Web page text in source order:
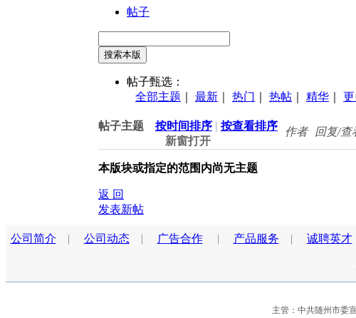
帖子
搜索本版
帖子甄选：
全部主题
最新 热门 热帖 精华
帖子主题 按时间排序 | 按查看排序
新窗打开
作者 回复/查
本版块或指定的范围内尚无主题
返 回
发表新帖
公司简介 | 公司动态| 广告合作| 产品服务 | 诚聘英才
主管：中共随州市委